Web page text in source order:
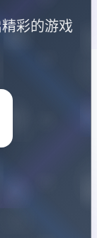
彩的游戏